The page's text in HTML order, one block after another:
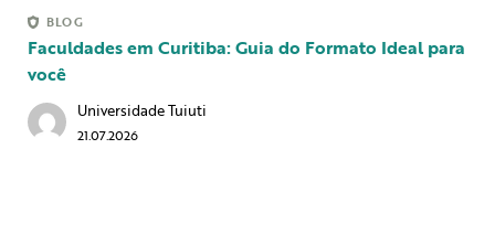
BLOG
Faculdades em Curitiba: Guia do Formato Ideal para
você
Universidade Tuiuti
21.07.2026